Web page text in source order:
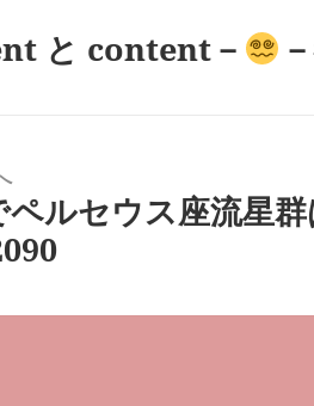
と content－
ペルセウス座流星群